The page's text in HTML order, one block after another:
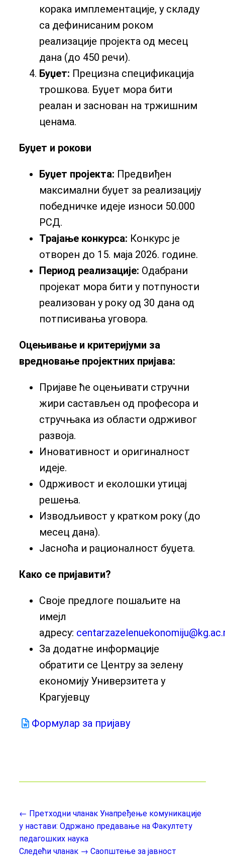
корака имплементације, у складу
са дефинисаним роком
реализације пројекта од месец
дана (до 450 речи).
Буџет: Прецизна спецификација
трошкова. Буџет мора бити
реалан и заснован на тржишним
ценама.
Буџет и рокови
Буџет пројекта: Предвиђен
максимални буџет за реализацију
победничке идеје износи 50.000
РСД.
Трајање конкурса: Конкурс је
отворен до 15. маја 2026. године.
Период реализације: Одабрани
пројекат мора бити у потпуности
реализован у року од 30 дана од
потписивања уговора.
Оцењивање и критеријуми за
вредновање пројектних пријава:
Пријаве ће оцењивати стручни
жири састављен од професора и
стручњака из области одрживог
развоја.
Иновативност и оригиналност
идеје.
Одрживост и еколошки утицај
решења.
Изводљивост у кратком року (до
месец дана).
Јасноћа и рационалност буџета.
Како се пријавити?
Своје предлоге пошаљите на
имејл
адресу:
За додатне информације
обратити се Центру за зелену
економију Универзитета у
Крагујевцу
Формулар за пријаву
← Претходни чланак Унапређење комуникације
у настави: Одржано предавање на Факултету
педагошких наука
Следећи чланак → Саопштење за јавност